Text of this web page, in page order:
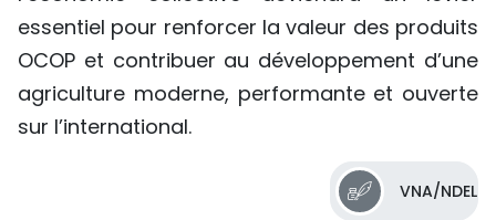
essentiel pour renforcer la valeur des produits
OCOP et contribuer au développement d’une
agriculture moderne, performante et ouverte
sur l’international.
VNA/NDEL